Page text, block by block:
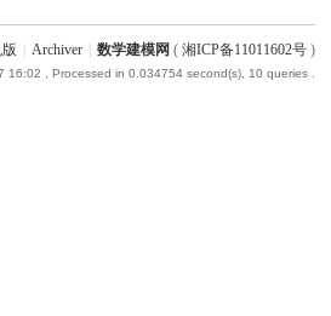
Archiver 数学建模网 ( 湘ICP备11011602号)
16:02 , Processed in 0.034754 second(s), 10 queries .